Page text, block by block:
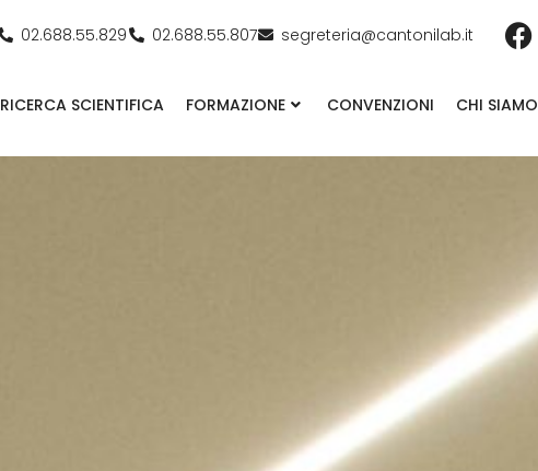
02.688.55.829 02.688.55.807 segreteria@cantonilab.it
RICERCA SCIENTIFICA FORMAZIONE CONVENZIONI CHI SIAMO